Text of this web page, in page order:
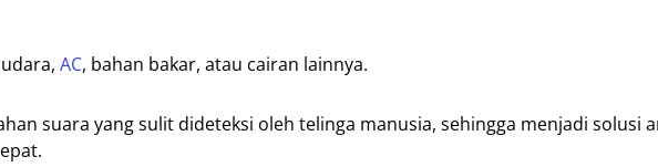
AC, bahan bakar, atau cairan lainnya.
suara yang sulit dideteksi oleh telinga manusia, sehingga menjadi solusi